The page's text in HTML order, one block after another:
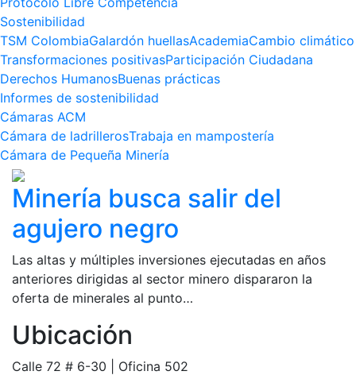
Sostenibilidad
TSM ColombiaGalardón huellasAcademiaCambio climático
Transformaciones positivasParticipación Ciudadana
Derechos HumanosBuenas prácticas
Informes de sostenibilidad
Cámaras ACM
Cámara de ladrillerosTrabaja en mampostería
Cámara de Pequeña Minería
Minería busca salir del
agujero negro
Las altas y múltiples inversiones ejecutadas en años
anteriores dirigidas al sector minero dispararon la
oferta de minerales al punto…
Ubicación
Calle 72 # 6-30 | Oficina 502